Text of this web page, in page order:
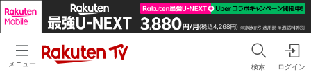
メニュー 検索 ログイン